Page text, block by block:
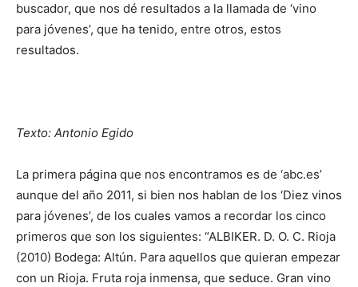
buscador, que nos dé resultados a la llamada de ‘vino
para jóvenes’, que ha tenido, entre otros, estos
resultados.
Texto: Antonio Egido
La primera página que nos encontramos es de ‘abc.es’
aunque del año 2011, si bien nos hablan de los ‘Diez vinos
para jóvenes’, de los cuales vamos a recordar los cinco
primeros que son los siguientes: “ALBIKER. D. O. C. Rioja
(2010) Bodega: Altún. Para aquellos que quieran empezar
con un Rioja. Fruta roja inmensa, que seduce. Gran vino